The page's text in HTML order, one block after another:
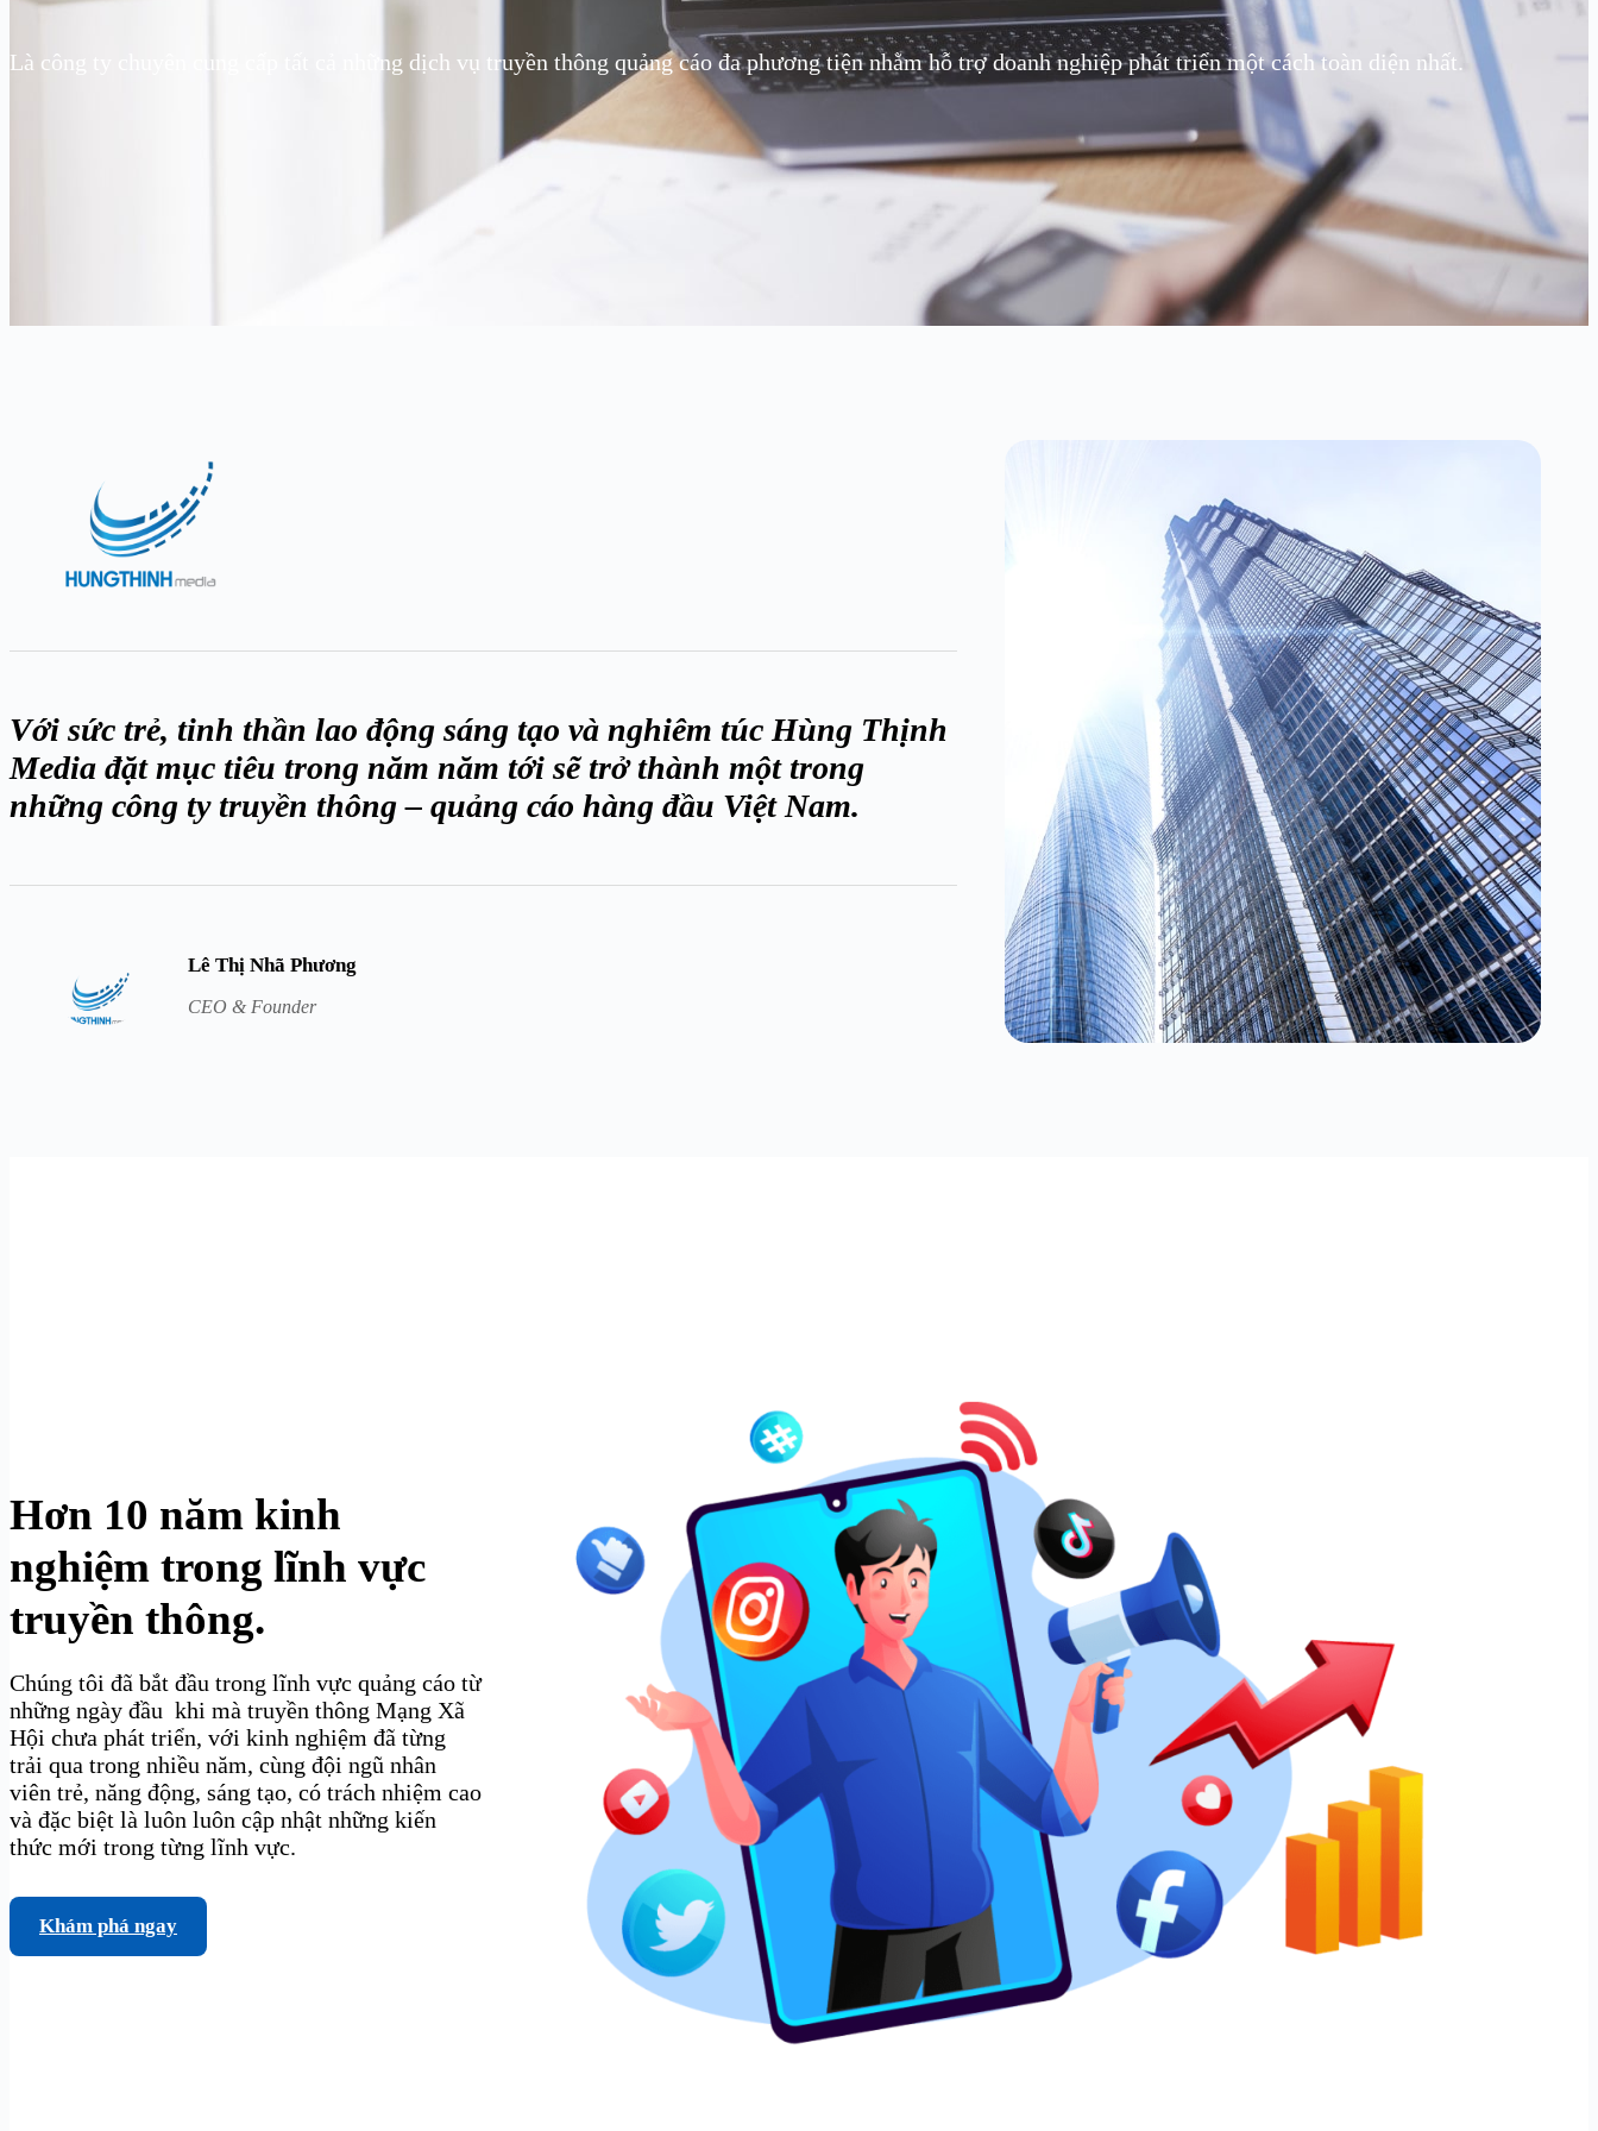
Là công ty chuyên cung cấp tất cả những dịch vụ truyền thông quảng cáo đa phương tiện nhằm hỗ trợ doanh nghiệp phát triển một cách toàn diện nhất.
Với sức trẻ, tinh thần lao động sáng tạo và nghiêm túc Hùng Thịnh
Media đặt mục tiêu trong năm năm tới sẽ trở thành một trong
những công ty truyền thông – quảng cáo hàng đầu Việt Nam.
Lê Thị Nhã Phương
CEO & Founder
Hơn 10 năm kinh
nghiệm trong lĩnh vực
truyền thông.
Chúng tôi đã bắt đầu trong lĩnh vực quảng cáo từ
những ngày đầu khi mà truyền thông Mạng Xã
Hội chưa phát triển, với kinh nghiệm đã từng
trải qua trong nhiều năm, cùng đội ngũ nhân
viên trẻ, năng động, sáng tạo, có trách nhiệm cao
và đặc biệt là luôn luôn cập nhật những kiến
thức mới trong từng lĩnh vực.
Khám phá ngay